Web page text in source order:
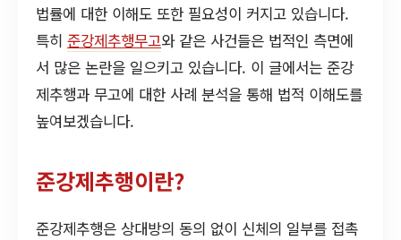
법률에 대한 이해도 또한 필요성이 커지고 있습니다.
특히 준강제추행무고와 같은 사건들은 법적인 측면에
서 많은 논란을 일으키고 있습니다. 이 글에서는 준강
제추행과 무고에 대한 사례 분석을 통해 법적 이해도를
높여보겠습니다.
준강제추행이란?
준강제추행은 상대방의 동의 없이 신체의 일부를 접촉